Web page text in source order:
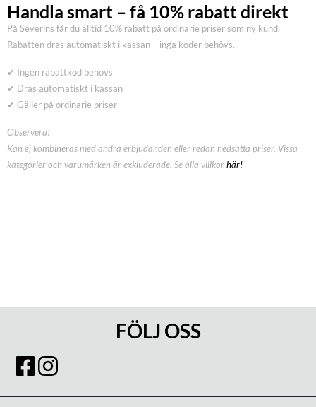
Handla smart – få 10% rabatt direkt
På Severins får du alltid 10% rabatt på ordinarie priser som ny kund.
Rabatten dras automatiskt i kassan – inga koder behövs.
✔ Ingen rabattkod behövs
✔ Dras automatiskt i kassan
✔ Gäller på ordinarie priser
Observera!
Kan ej kombineras med andra erbjudanden eller redan nedsatta priser. Vissa
kategorier och varumärken är exkluderade. Se alla villkorhär!
FÖLJ OSS